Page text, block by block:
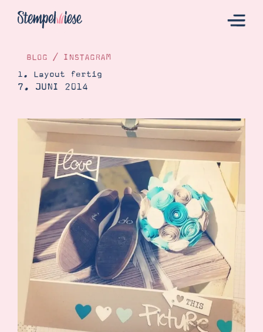
Katalog
Bestellen
Kontakt
Angebote
Demonstrator werden
Blog
Produkte erklärt
Über mich
Über Stampin’ Up!
BLOG / INSTAGRAM
1. Layout fertig
7. JUNI 2014